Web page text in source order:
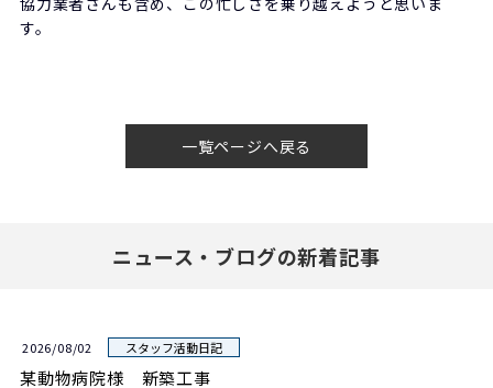
す。
一覧ページへ戻る
ニュース・ブログの新着記事
2026/08/02 スタッフ活動日記
某動物病院様 新築工事